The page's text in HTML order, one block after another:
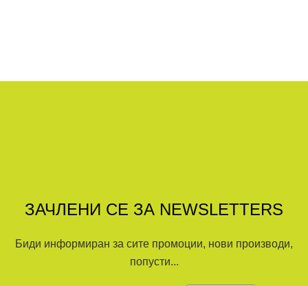
ЗАЧЛЕНИ СЕ ЗА NEWSLETTERS
Биди информиран за сите промоции, нови производи,
попусти...